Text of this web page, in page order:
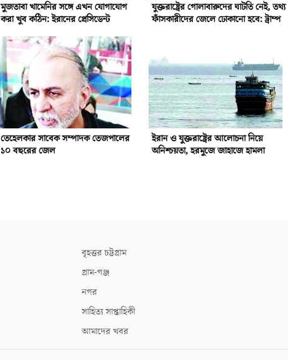
মুজতাবা খামেনির সঙ্গে এখন যোগাযোগ
করা খুব কঠিন: ইরানের প্রেসিডেন্ট
যুক্তরাষ্ট্রের গোলাবারুদের ঘাটতি নেই, তথ্য
ফাঁসকারীদের জেলে ঢোকানো হবে: ট্রাম্প
তেহেলকার সাবেক সম্পাদক তেজপালের
১০ বছরের জেল
ইরান ও যুক্তরাষ্ট্রের আলোচনা নিয়ে
অনিশ্চয়তা, হরমুজে জাহাজে হামলা
বৃহত্তর চট্টগ্রাম
গ্রাম-গঞ্জ
নগর
সাহিত্য সাপ্তাহিকী
আমাদের খবর